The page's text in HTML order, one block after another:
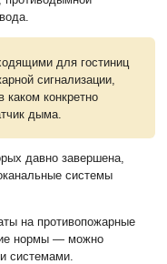
для гостиниц
сигнализации,
каком конкретно
дыма.
давно завершена,
системы
на противопожарные
нормы — можно
системами.